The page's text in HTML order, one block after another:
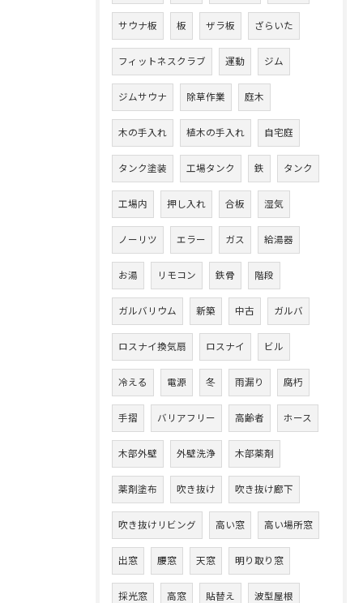
サウナ板 板 ザラ板 ざらいた
フィットネスクラブ 運動 ジム
ジムサウナ 除草作業 庭木
木の手入れ 植木の手入れ 自宅庭
タンク塗装 工場タンク 鉄 タンク
工場内 押し入れ 合板 湿気
ノーリツ エラー ガス 給湯器
お湯 リモコン 鉄骨 階段
ガルバリウム 新築 中古 ガルバ
ロスナイ換気扇 ロスナイ ビル
冷える 電源 冬 雨漏り 腐朽
手摺 バリアフリー 高齢者 ホース
木部外壁 外壁洗浄 木部薬剤
薬剤塗布 吹き抜け 吹き抜け廊下
吹き抜けリビング 高い窓 高い場所窓
出窓 腰窓 天窓 明り取り窓
採光窓 高窓 貼替え 波型屋根